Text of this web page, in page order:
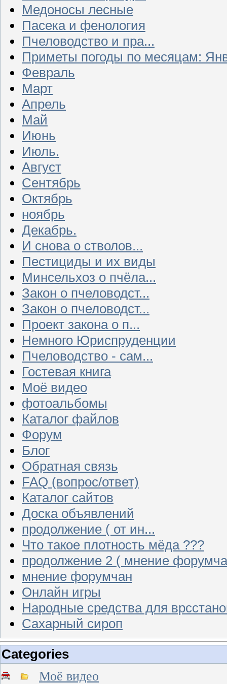
Медоносы лесные
Пасека и фенология
Пчеловодство и пра...
Приметы погоды по месяцам:
Февраль
Март
Апрель
Май
Июнь
Июль.
Август
Сентябрь
Октябрь
ноябрь
Декабрь.
И снова о стволов...
Пестициды и их виды
Минсельхоз о пчёла...
Закон о пчеловодст...
Закон о пчеловодст...
Проект закона о п...
Немного Юриспруденции
Пчеловодство - сам...
Гостевая книга
Моё видео
фотоальбомы
Каталог файлов
Форум
Блог
Обратная связь
FAQ (вопрос/ответ)
Каталог сайтов
Доска объявлений
продолжение ( от ин...
Что такое плотность мёда ???
продолжение 2 ( мнение
мнение форумчан
Онлайн игры
Народные средства для
Сахарный сироп
Categories
Моё видео